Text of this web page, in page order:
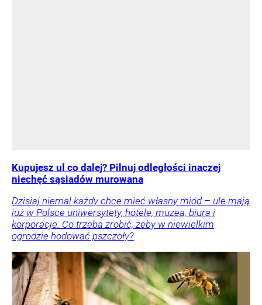
Kupujesz ul co dalej? Pilnuj odległości inaczej
niechęć sąsiadów murowana
Dzisiaj niemal każdy chce mieć własny miód – ule mają
już w Polsce uniwersytety, hotele, muzea, biura i
korporacje. Co trzeba zrobić, żeby w niewielkim
ogrodzie hodować pszczoły?